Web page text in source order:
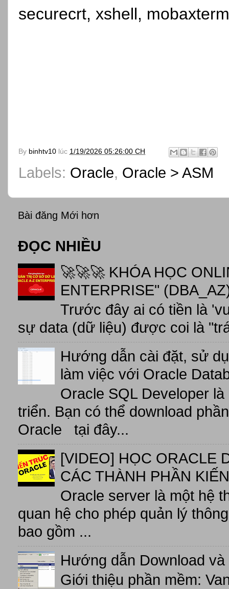
securecrt, xshell,
By binhtv10 lúc 1/19/2026 05:26:00 CH
Labels: Oracle, Oracle > ASM
Bài đăng Mới hơn
ĐỌC NHIỀU
🚀🚀🚀 KHÓA HỌC
ENTERPRISE"
Trước đây ai có tiền là
sự data (dữ liệu) được coi là
Hướng dẫn cài đặt, sử
làm việc với Oracle
Oracle SQL Developer
triển. Bạn có thể download
Oracle tại đây...
[VIDEO] HỌC ORACLE
CÁC THÀNH PHẦN
Oracle server là một hệ
quan hệ cho phép quản lý
bao gồm ...
Hướng dẫn Download
Giới thiệu phần mềm: